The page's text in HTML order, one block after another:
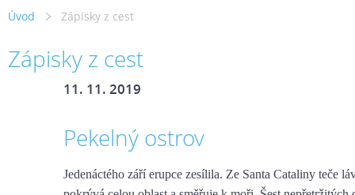
Úvod Zápisky z cest
Zápisky z cest
11. 11. 2019
Pekelný ostrov
Jedenáctého září erupce zesílila. Ze Santa Cataliny teče